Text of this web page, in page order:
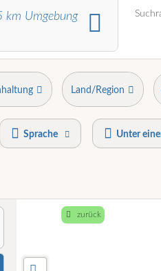
km Umgebung
Land/Region
Sprache Unter
zurück